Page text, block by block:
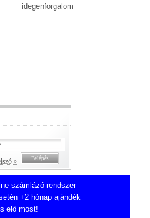
idegenforgalom
»
számlázó rendszer
+2 hónap ajándék
elő most!